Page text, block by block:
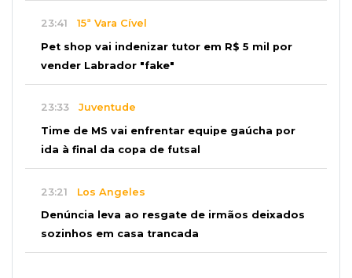
23:41 15ª Vara Cível
Pet shop vai indenizar tutor em R$ 5 mil por
vender Labrador "fake"
23:33 Juventude
Time de MS vai enfrentar equipe gaúcha por
ida à final da copa de futsal
23:21 Los Angeles
Denúncia leva ao resgate de irmãos deixados
sozinhos em casa trancada